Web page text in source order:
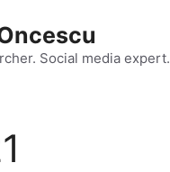
Social media expert.